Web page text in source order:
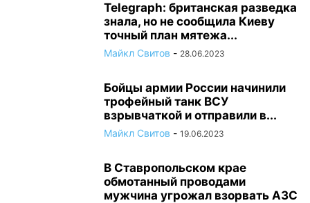
Telegraph: британская разведка
знала, но не сообщила Киеву
точный план мятежа...
Майкл Свитов - 28.06.2023
Бойцы армии России начинили
трофейный танк ВСУ
взрывчаткой и отправили в...
Майкл Свитов - 19.06.2023
В Ставропольском крае
обмотанный проводами
мужчина угрожал взорвать АЗС